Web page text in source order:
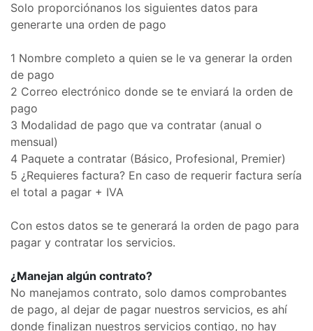
Solo proporciónanos los siguientes datos para
generarte una orden de pago
1 Nombre completo a quien se le va generar la orden
de pago
2 Correo electrónico donde se te enviará la orden de
pago
3 Modalidad de pago que va contratar (anual o
mensual)
4 Paquete a contratar (Básico, Profesional, Premier)
5 ¿Requieres factura? En caso de requerir factura sería
el total a pagar + IVA
Con estos datos se te generará la orden de pago para
pagar y contratar los servicios.
¿Manejan algún contrato?
No manejamos contrato, solo damos comprobantes
de pago, al dejar de pagar nuestros servicios, es ahí
donde finalizan nuestros servicios contigo, no hay